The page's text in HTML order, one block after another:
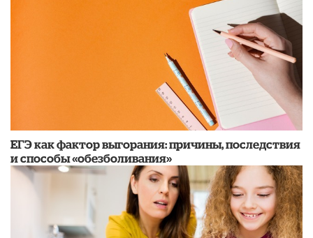
​ЕГЭ как фактор выгорания: причины, последствия
и способы «обезболивания»